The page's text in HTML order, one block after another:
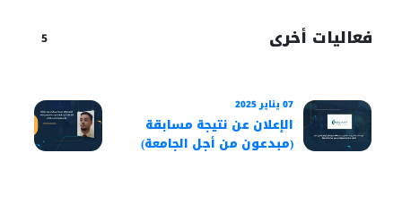
فعاليات أخرى 5
07 يناير 2025
الإعلان عن نتيجة مسابقة
(مبدعون من أجل الجامعة)